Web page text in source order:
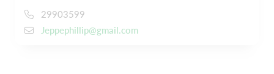
29903599
Jeppephillip@gmail.com